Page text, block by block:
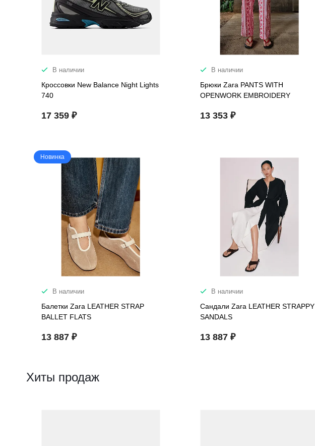
В наличии
Кроссовки New Balance Night Lights
740
17 359 ₽
В наличии
Брюки Zara PANTS WITH
OPENWORK EMBROIDERY
13 353 ₽
Новинка
В наличии
Балетки Zara LEATHER STRAP
BALLET FLATS
13 887 ₽
В наличии
Сандали Zara LEATHER STRAPPY
SANDALS
13 887 ₽
Хиты продаж